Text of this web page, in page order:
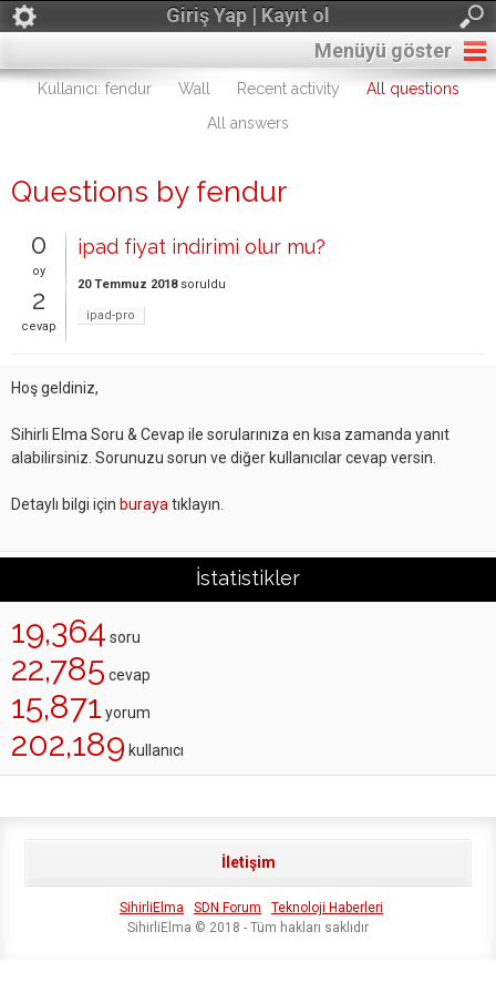
Giriş Yap | Kayıt ol
Menüyü göster
Kullanıcı: fendur Wall Recent activity
All questions
All answers
Questions by fendur
0
oy
2
cevap
ipad fiyat indirimi olur mu?
20 Temmuz 2018 soruldu
ipad-pro
Hoş geldiniz,
Sihirli Elma Soru & Cevap ile sorularınıza en kısa zamanda yanıt
alabilirsiniz. Sorunuzu sorun ve diğer kullanıcılar cevap versin.
Detaylı bilgi için buraya tıklayın.
İstatistikler
19,364 soru
22,785 cevap
15,871 yorum
202,189 kullanıcı
İletişim
SihirliElma SDN Forum
Teknoloji Haberleri
SihirliElma © 2018 - Tüm hakları saklıdır